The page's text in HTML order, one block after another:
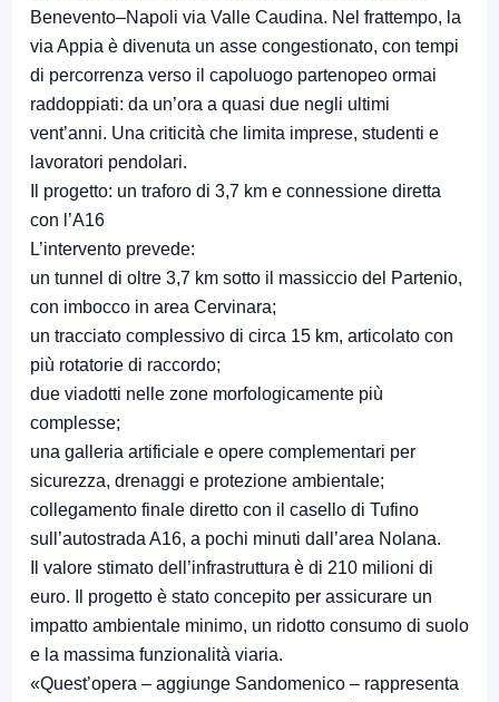
Benevento–Napoli via Valle Caudina. Nel frattempo, la
via Appia è divenuta un asse congestionato, con tempi
di percorrenza verso il capoluogo partenopeo ormai
raddoppiati: da un’ora a quasi due negli ultimi
vent’anni. Una criticità che limita imprese, studenti e
lavoratori pendolari.
Il progetto: un traforo di 3,7 km e connessione diretta
con l’A16
L’intervento prevede:
un tunnel di oltre 3,7 km sotto il massiccio del Partenio,
con imbocco in area Cervinara;
un tracciato complessivo di circa 15 km, articolato con
più rotatorie di raccordo;
due viadotti nelle zone morfologicamente più
complesse;
una galleria artificiale e opere complementari per
sicurezza, drenaggi e protezione ambientale;
collegamento finale diretto con il casello di Tufino
sull’autostrada A16, a pochi minuti dall’area Nolana.
Il valore stimato dell’infrastruttura è di 210 milioni di
euro. Il progetto è stato concepito per assicurare un
impatto ambientale minimo, un ridotto consumo di suolo
e la massima funzionalità viaria.
«Quest’opera – aggiunge Sandomenico – rappresenta